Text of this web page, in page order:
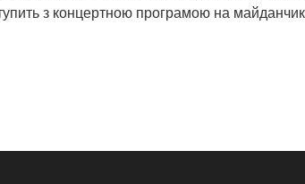
з концертною програмою на